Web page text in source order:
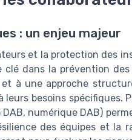
: un enjeu majeur
et la protection des
dans la prévention
à une approche
besoins spécifiques.
numérique DAB)
des équipes et la